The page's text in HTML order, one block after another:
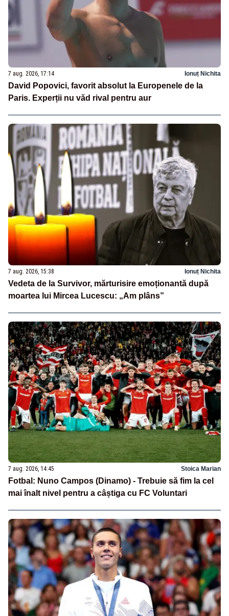
7 aug. 2026, 17:14 Ionuț Nichita
David Popovici, favorit absolut la Europenele de la
Paris. Experții nu văd rival pentru aur
7 aug. 2026, 15:38 Ionuț Nichita
Vedeta de la Survivor, mărturisire emoționantă după
moartea lui Mircea Lucescu: „Am plâns”
7 aug. 2026, 14:45 Stoica Marian
Fotbal: Nuno Campos (Dinamo) - Trebuie să fim la cel
mai înalt nivel pentru a câștiga cu FC Voluntari